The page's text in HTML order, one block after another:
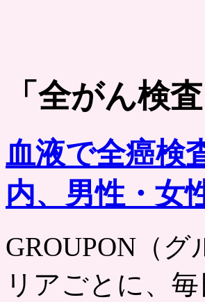
「 全がん検査
血液で全癌検
内、男性・女
GROUPON（グ
リアごとに、